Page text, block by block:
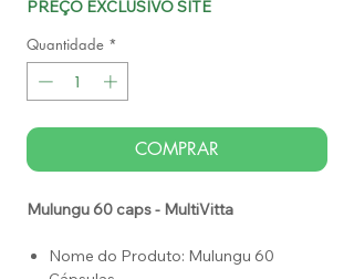
PREÇO EXCLUSIVO SITE
Quantidade *
COMPRAR
Mulungu 60 caps - MultiVitta
Nome do Produto: Mulungu 60